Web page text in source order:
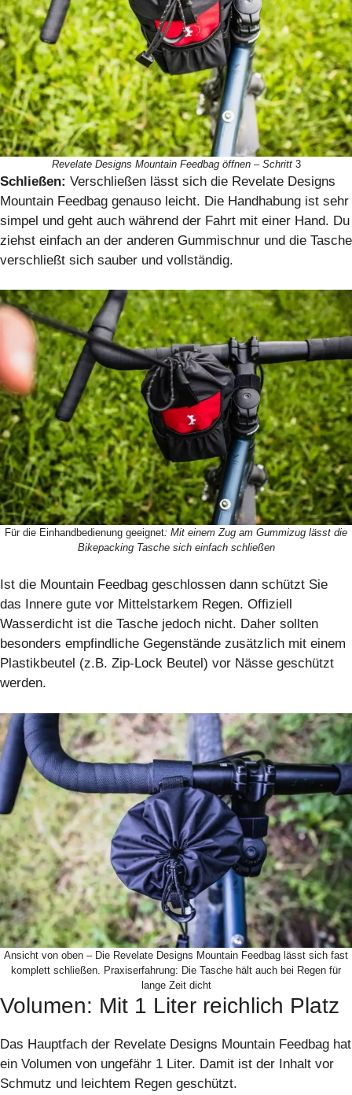
Revelate Designs Mountain Feedbag öffnen – Schritt 3
Schließen: Verschließen lässt sich die Revelate Designs
Mountain Feedbag genauso leicht. Die Handhabung ist sehr
simpel und geht auch während der Fahrt mit einer Hand. Du
ziehst einfach an der anderen Gummischnur und die Tasche
verschließt sich sauber und vollständig.
Für die Einhandbedienung geeignet: Mit einem Zug am Gummizug lässt die
Bikepacking Tasche sich einfach schließen
Ist die Mountain Feedbag geschlossen dann schützt Sie
das Innere gute vor Mittelstarkem Regen. Offiziell
Wasserdicht ist die Tasche jedoch nicht. Daher sollten
besonders empfindliche Gegenstände zusätzlich mit einem
Plastikbeutel (z.B. Zip-Lock Beutel) vor Nässe geschützt
werden.
Ansicht von oben – Die Revelate Designs Mountain Feedbag lässt sich fast
komplett schließen. Praxiserfahrung: Die Tasche hält auch bei Regen für
lange Zeit dicht
Volumen: Mit 1 Liter reichlich Platz
Das Hauptfach der Revelate Designs Mountain Feedbag hat
ein Volumen von ungefähr 1 Liter. Damit ist der Inhalt vor
Schmutz und leichtem Regen geschützt.